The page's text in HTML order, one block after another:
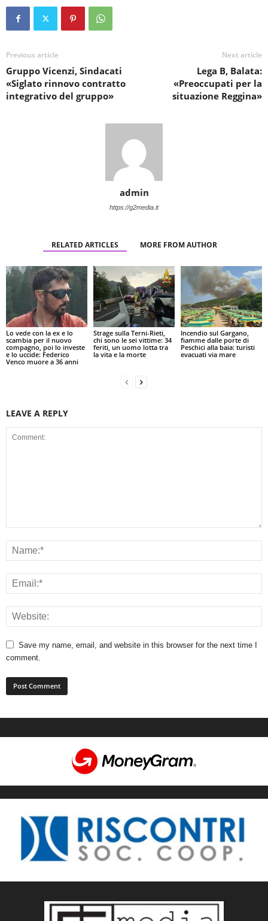
Previous article
Gruppo Vicenzi, Sindacati
«Siglato rinnovo contratto
integrativo del gruppo»
Next article
Lega B, Balata:
«Preoccupati per la
situazione Reggina»
admin
https://g2media.it
RELATED ARTICLES MORE FROM AUTHOR
Lo vede con la ex e lo
scambia per il nuovo
compagno, poi lo investe
e lo uccide: Federico
Venco muore a 36 anni
Strage sulla Terni-Rieti,
chi sono le sei vittime: 34
feriti, un uomo lotta tra
la vita e la morte
Incendio sul Gargano,
fiamme dalle porte di
Peschici alla baia: turisti
evacuati via mare
LEAVE A REPLY
Save my name, email, and website in this browser for the next time I
comment.